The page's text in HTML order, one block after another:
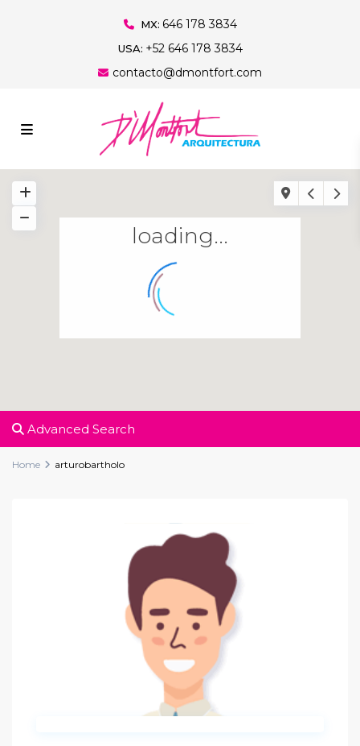
MX: 646 178 3834
USA: +52 646 178 3834
contacto@dmontfort.com
loading...
Advanced Search
Home arturobartholo